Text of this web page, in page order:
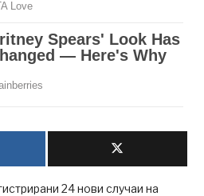
24 нови случаи на